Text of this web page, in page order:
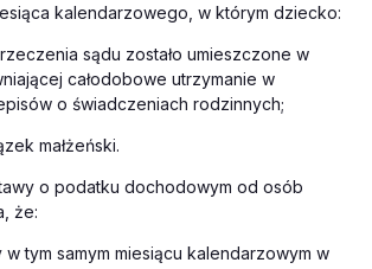
kalendarzowego, w którym dziecko:
sądu zostało umieszczone w
całodobowe utrzymanie w
o świadczeniach rodzinnych;
małżeński.
o podatku dochodowym od osób
że:
tym samym miesiącu kalendarzowym w